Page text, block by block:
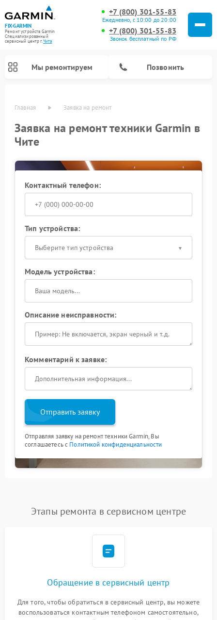
FIX-GARMIN
Ремонт устройств Garmin
Специализированный
cервисный центр г.Чита
+7 (800) 301-55-83
Ежедневно, с 10:00 до 20:00
+7 (800) 301-55-83
Звонок бесплатный по РФ
Мы ремонтируем Позвонить
Главная Заявка на ремонт
Заявка на ремонт техники Garmin в
Чите
Контактный телефон:
Тип устройства:
Выберите тип устройства
Модель устройства:
Описание неисправности:
Комментарий к заявке:
Отправить заявку
Отправляя заявку на ремонт техники Garmin, Вы
соглашаетесь с Политикой конфиденциальности
Этапы ремонта в сервисном центре
Обращение в сервисный центр
Для того, чтобы обратиться в сервисный центр, вы можете
воспользоваться контактным телефоном самостоятельно,